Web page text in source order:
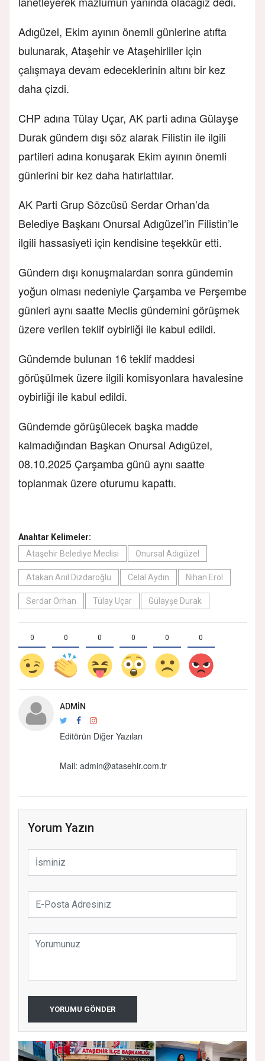
Adıgüzel, Ekim ayının önemli günlerine atıfta
bulunarak, Ataşehir ve Ataşehirliler için
çalışmaya devam edeceklerinin altını bir kez
daha çizdi.
CHP adına Tülay Uçar, AK parti adına Gülayşe
Durak gündem dışı söz alarak Filistin ile ilgili
partileri adına konuşarak Ekim ayının önemli
günlerini bir kez daha hatırlattılar.
AK Parti Grup Sözcüsü Serdar Orhan’da
Belediye Başkanı Onursal Adıgüzel’in Filistin’le
ilgili hassasiyeti için kendisine teşekkür etti.
Gündem dışı konuşmalardan sonra gündemin
yoğun olması nedeniyle Çarşamba ve Perşembe
günleri aynı saatte Meclis gündemini görüşmek
üzere verilen teklif oybirliği ile kabul edildi.
Gündemde bulunan 16 teklif maddesi
görüşülmek üzere ilgili komisyonlara havalesine
oybirliği ile kabul edildi.
Gündemde görüşülecek başka madde
kalmadığından Başkan Onursal Adıgüzel,
08.10.2025 Çarşamba günü aynı saatte
toplanmak üzere oturumu kapattı.
Anahtar Kelimeler:
Ataşehir Belediye Meclisi
Onursal Adıgüzel
Atakan Anıl Dizdaroğlu Celal Aydın Nihan Erol
Serdar Orhan Tülay Uçar Gülayşe Durak
0 0 0 0 0 0
ADMIN
Editörün Diğer Yazıları
Mail: admin@atasehir.com.tr
Yorum Yazın
YORUMU GÖNDER